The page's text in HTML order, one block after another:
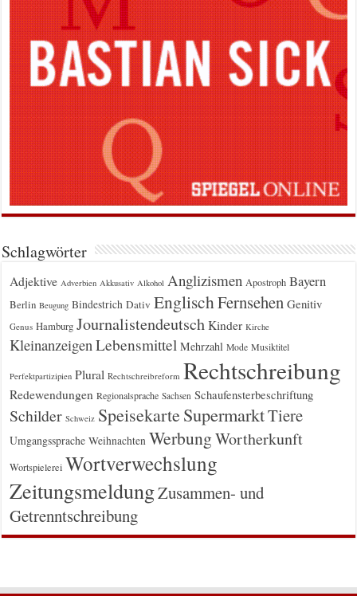
Schlagwörter
Adjektive Adverbien Akkusativ Alkohol Anglizismen Apostroph Bayern
Berlin Beugung Bindestrich Dativ EnglischFernsehen Genitiv
Genus Hamburg Journalistendeutsch Kinder Kirche
Kleinanzeigen Lebensmittel Mehrzahl Mode Musiktitel
Perfektpartizipien Plural Rechtschreibreform Rechtschreibung
Redewendungen Regionalsprache Sachsen Schaufensterbeschriftung
Schilder Schweiz Speisekarte SupermarktTiere
Umgangssprache Weihnachten WerbungWortherkunft
Wortspielerei Wortverwechslung
ZeitungsmeldungZusammen- und
Getrenntschreibung